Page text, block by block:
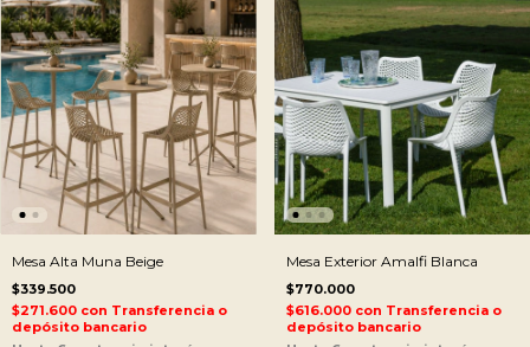
Mesa Alta Muna Beige
$339.500
$271.600 con Transferencia o
depósito bancario
Mesa Exterior Amalfi Blanca
$770.000
$616.000 con Transferencia o
depósito bancario